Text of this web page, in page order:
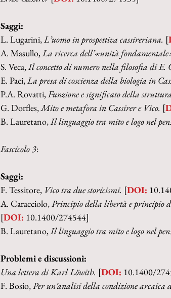
Saggi:
L. Lugarini, L’uomo in prospettiva cassireriana. [
A. Masullo, La ricerca dell’«unità
S. Veca, Il concetto di numero nella filosofia di E.
E. Paci, La presa di coscienza della biologia in
P.A. Rovatti, Funzione e significato della
G. Dorfles, Mito e metafora in Cassirer e Vico. [
B. Lauretano, Il linguaggio tra mito e logo nel
Fascicolo 3:
Saggi:
F. Tessitore, Vico tra due storicismi. [DOI:
A. Caracciolo, Principio della libertà e principio
[DOI: 10.1400/274544]
B. Lauretano, Il linguaggio tra mito e logo nel
Problemi e discussioni:
Una lettera di Karl Löwith. [DOI: 10.1400/
F. Bosio, Per un’analisi della condizione arcaica